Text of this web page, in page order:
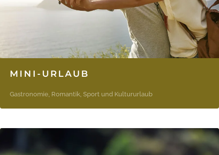
MINI-URLAUB
Gastronomie, Romantik, Sport und Kultururlaub